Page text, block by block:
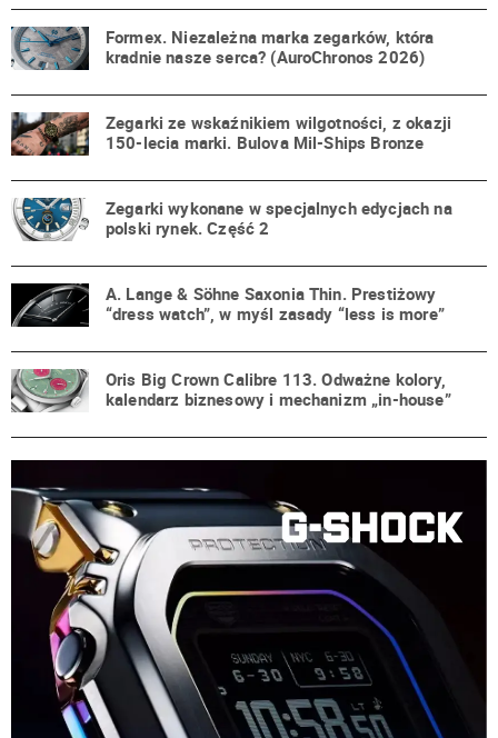
Formex. Niezależna marka zegarków, która
kradnie nasze serca? (AuroChronos 2026)
Zegarki ze wskaźnikiem wilgotności, z okazji
150-lecia marki. Bulova Mil-Ships Bronze
Zegarki wykonane w specjalnych edycjach na
polski rynek. Część 2
A. Lange & Söhne Saxonia Thin. Prestiżowy
“dress watch”, w myśl zasady “less is more”
Oris Big Crown Calibre 113. Odważne kolory,
kalendarz biznesowy i mechanizm „in-house”